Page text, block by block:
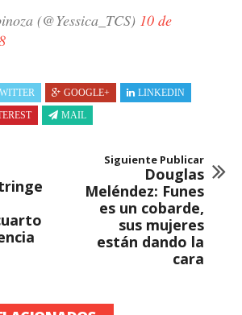
(@Yessica_TCS) 10 de
GOOGLE+
LINKEDIN
MAIL
Siguiente Publicar
Douglas
Meléndez: Funes
es un cobarde,
sus mujeres
están dando la
cara